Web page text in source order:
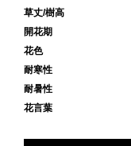
草丈/樹高
開花期
花色
耐寒性
耐暑性
花言葉